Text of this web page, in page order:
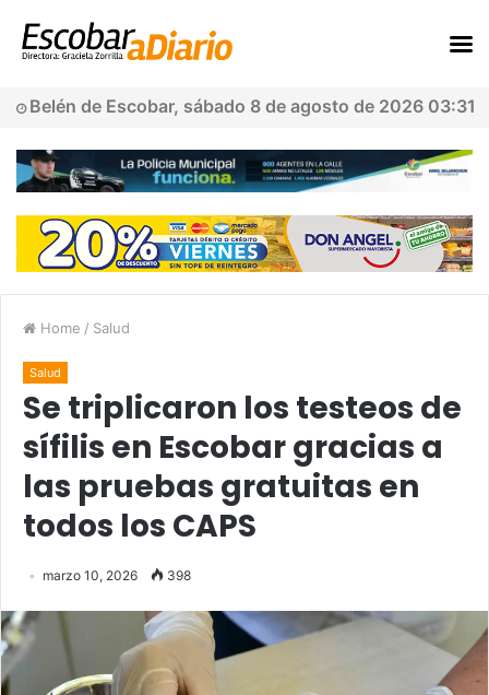
Belén de Escobar, sábado 8 de agosto de 2026 03:31
Home / Salud
Salud
Se triplicaron los testeos de
sífilis en Escobar gracias a
las pruebas gratuitas en
todos los CAPS
marzo 10, 2026 398